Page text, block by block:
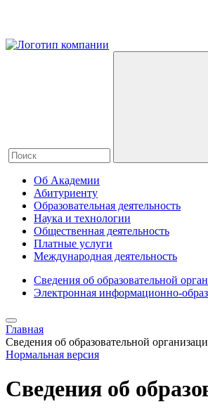
Об Академии
Абитуриенту
Образовательная деятельность
Наука и технологии
Общественная деятельность
Платные услуги
Международная деятельность
Сведения об образовательной
Электронная информационно-
Главная
Сведения об образовательной
Нормальная версия
Сведения об